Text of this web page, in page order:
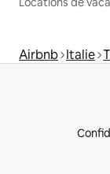
Airbnb Italie